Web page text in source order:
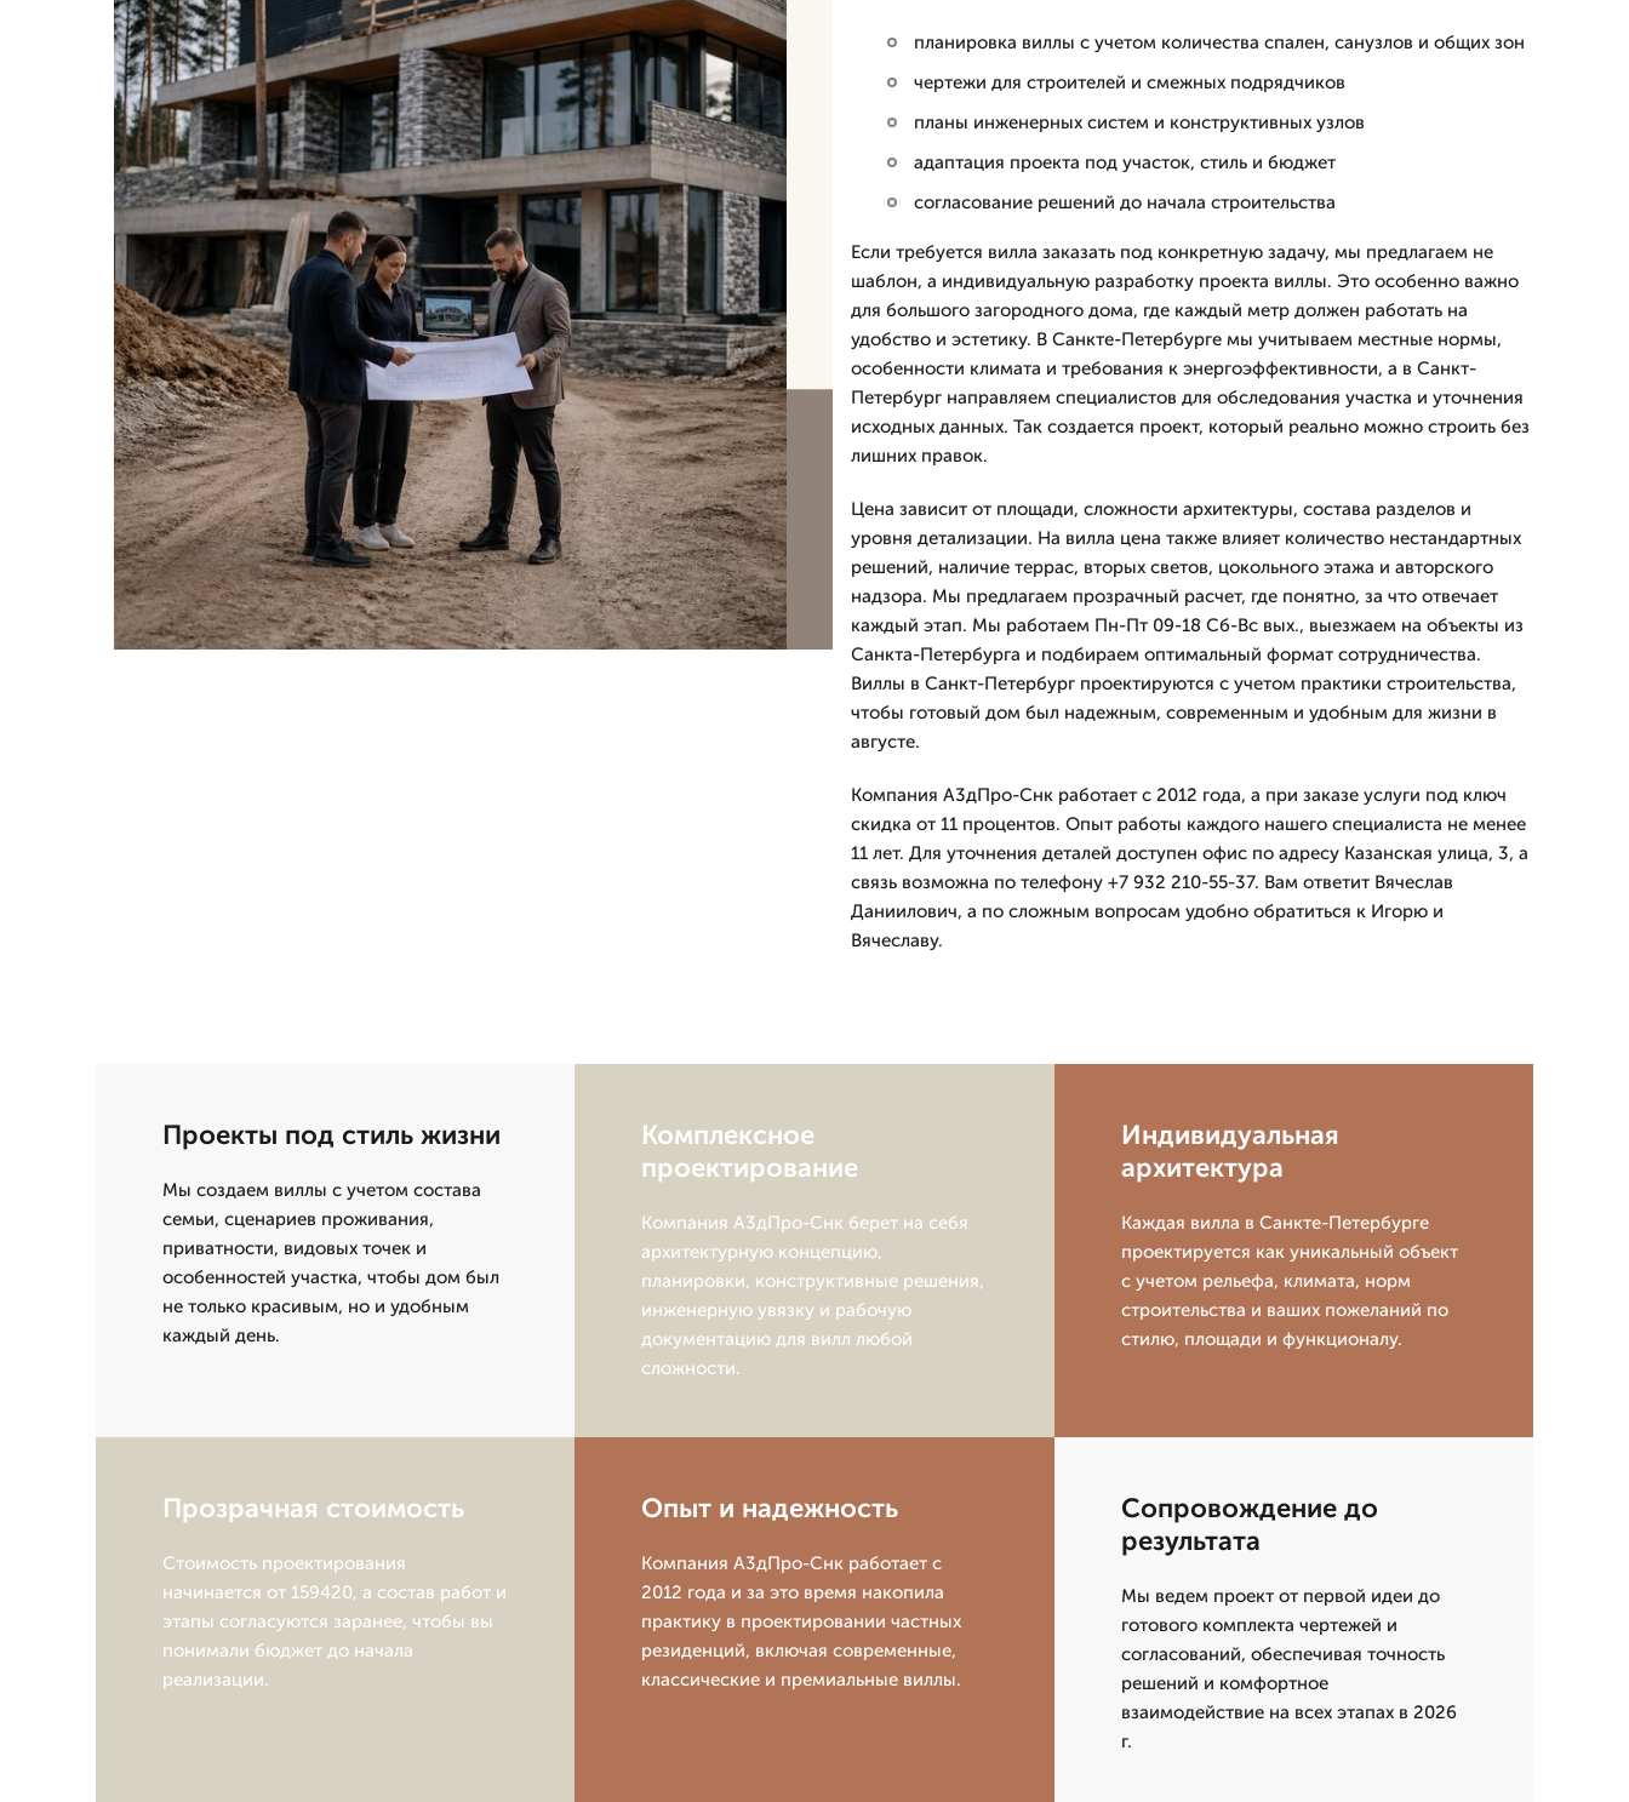
планировка виллы с учетом количества спален, санузлов и общих зон
чертежи для строителей и смежных подрядчиков
планы инженерных систем и конструктивных узлов
адаптация проекта под участок, стиль и бюджет
согласование решений до начала строительства
Если требуется вилла заказать под конкретную задачу, мы предлагаем не
шаблон, а индивидуальную разработку проекта виллы. Это особенно важно
для большого загородного дома, где каждый метр должен работать на
удобство и эстетику. В Санкте-Петербурге мы учитываем местные нормы,
особенности климата и требования к энергоэффективности, а в Санкт-
Петербург направляем специалистов для обследования участка и уточнения
исходных данных. Так создается проект, который реально можно строить без
лишних правок.
Цена зависит от площади, сложности архитектуры, состава разделов и
уровня детализации. На вилла цена также влияет количество нестандартных
решений, наличие террас, вторых светов, цокольного этажа и авторского
надзора. Мы предлагаем прозрачный расчет, где понятно, за что отвечает
каждый этап. Мы работаем Пн-Пт 09-18 Сб-Вс вых., выезжаем на объекты из
Санкта-Петербурга и подбираем оптимальный формат сотрудничества.
Виллы в Санкт-Петербург проектируются с учетом практики строительства,
чтобы готовый дом был надежным, современным и удобным для жизни в
августе.
Компания А3дПро-Снк работает с 2012 года, а при заказе услуги под ключ
скидка от 11 процентов. Опыт работы каждого нашего специалиста не менее
11 лет. Для уточнения деталей доступен офис по адресу Казанская улица, 3, а
связь возможна по телефону +7 932 210-55-37. Вам ответит Вячеслав
Даниилович, а по сложным вопросам удобно обратиться к Игорю и
Вячеславу.
Проекты под стиль жизни
Мы создаем виллы с учетом состава
семьи, сценариев проживания,
приватности, видовых точек и
особенностей участка, чтобы дом был
не только красивым, но и удобным
каждый день.
Комплексное
проектирование
Компания А3дПро-Снк берет на себя
архитектурную концепцию,
планировки, конструктивные решения,
инженерную увязку и рабочую
документацию для вилл любой
сложности.
Индивидуальная
архитектура
Каждая вилла в Санкте-Петербурге
проектируется как уникальный объект
с учетом рельефа, климата, норм
строительства и ваших пожеланий по
стилю, площади и функционалу.
Прозрачная стоимость
Стоимость проектирования
начинается от 159420, а состав работ и
этапы согласуются заранее, чтобы вы
понимали бюджет до начала
реализации.
Опыт и надежность
Компания А3дПро-Снк работает с
2012 года и за это время накопила
практику в проектировании частных
резиденций, включая современные,
классические и премиальные виллы.
Сопровождение до
результата
Мы ведем проект от первой идеи до
готового комплекта чертежей и
согласований, обеспечивая точность
решений и комфортное
взаимодействие на всех этапах в 2026
г.